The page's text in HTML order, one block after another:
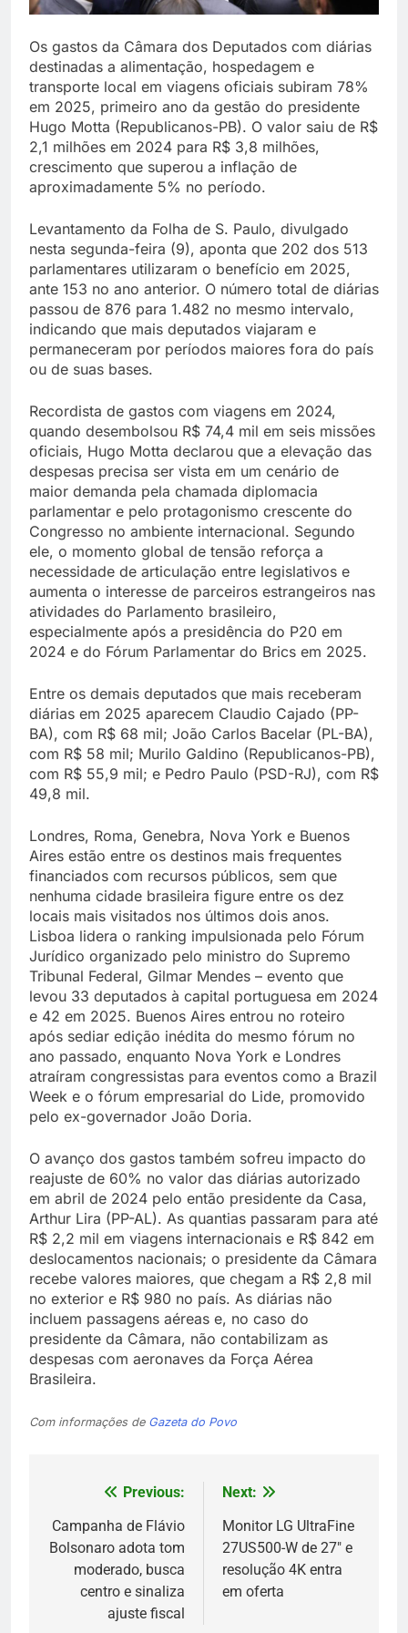
Os gastos da Câmara dos Deputados com diárias
destinadas a alimentação, hospedagem e
transporte local em viagens oficiais subiram 78%
em 2025, primeiro ano da gestão do presidente
Hugo Motta (Republicanos-PB). O valor saiu de R$
2,1 milhões em 2024 para R$ 3,8 milhões,
crescimento que superou a inflação de
aproximadamente 5% no período.
Levantamento da Folha de S. Paulo, divulgado
nesta segunda-feira (9), aponta que 202 dos 513
parlamentares utilizaram o benefício em 2025,
ante 153 no ano anterior. O número total de diárias
passou de 876 para 1.482 no mesmo intervalo,
indicando que mais deputados viajaram e
permaneceram por períodos maiores fora do país
ou de suas bases.
Recordista de gastos com viagens em 2024,
quando desembolsou R$ 74,4 mil em seis missões
oficiais, Hugo Motta declarou que a elevação das
despesas precisa ser vista em um cenário de
maior demanda pela chamada diplomacia
parlamentar e pelo protagonismo crescente do
Congresso no ambiente internacional. Segundo
ele, o momento global de tensão reforça a
necessidade de articulação entre legislativos e
aumenta o interesse de parceiros estrangeiros nas
atividades do Parlamento brasileiro,
especialmente após a presidência do P20 em
2024 e do Fórum Parlamentar do Brics em 2025.
Entre os demais deputados que mais receberam
diárias em 2025 aparecem Claudio Cajado (PP-
BA), com R$ 68 mil; João Carlos Bacelar (PL-BA),
com R$ 58 mil; Murilo Galdino (Republicanos-PB),
com R$ 55,9 mil; e Pedro Paulo (PSD-RJ), com R$
49,8 mil.
Londres, Roma, Genebra, Nova York e Buenos
Aires estão entre os destinos mais frequentes
financiados com recursos públicos, sem que
nenhuma cidade brasileira figure entre os dez
locais mais visitados nos últimos dois anos.
Lisboa lidera o ranking impulsionada pelo Fórum
Jurídico organizado pelo ministro do Supremo
Tribunal Federal, Gilmar Mendes – evento que
levou 33 deputados à capital portuguesa em 2024
e 42 em 2025. Buenos Aires entrou no roteiro
após sediar edição inédita do mesmo fórum no
ano passado, enquanto Nova York e Londres
atraíram congressistas para eventos como a Brazil
Week e o fórum empresarial do Lide, promovido
pelo ex-governador João Doria.
O avanço dos gastos também sofreu impacto do
reajuste de 60% no valor das diárias autorizado
em abril de 2024 pelo então presidente da Casa,
Arthur Lira (PP-AL). As quantias passaram para até
R$ 2,2 mil em viagens internacionais e R$ 842 em
deslocamentos nacionais; o presidente da Câmara
recebe valores maiores, que chegam a R$ 2,8 mil
no exterior e R$ 980 no país. As diárias não
incluem passagens aéreas e, no caso do
presidente da Câmara, não contabilizam as
despesas com aeronaves da Força Aérea
Brasileira.
Com informações de Gazeta do Povo
Navegação
de
Post
Previous:
Campanha de Flávio
Bolsonaro adota tom
moderado, busca
centro e sinaliza
ajuste fiscal
Next:
Monitor LG UltraFine
27US500-W de 27″ e
resolução 4K entra
em oferta